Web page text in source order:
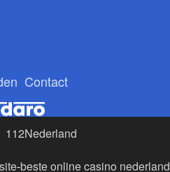
Contact
112Nederland
-beste online casino nederland